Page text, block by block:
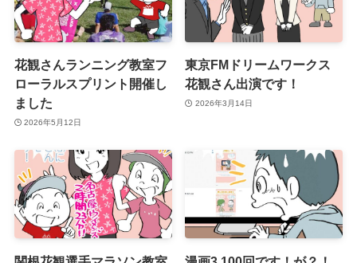
花観さんランニング教室フ
ローラルスプリント開催し
ました
2026年5月12日
東京FMドリームワークス
花観さん出演です！
2026年3月14日